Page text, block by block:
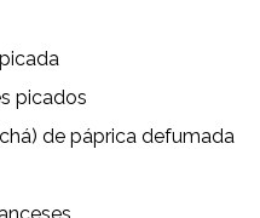
picados
de páprica defumada